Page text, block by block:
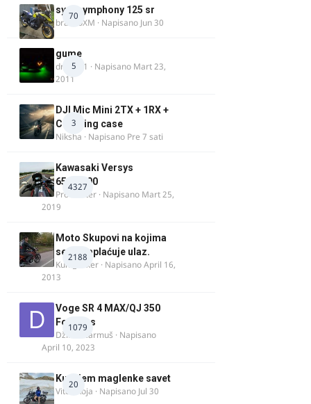
70
sym symphony 125 sr
brankoXM · Napisano Jun 30
5
gume
dragan1 · Napisano Mart 23,
2011
3
DJI Mic Mini 2TX + 1RX +
Charging case
Niksha · Napisano Pre 7 sati
4327
Kawasaki Versys
650/1000
ProMaster · Napisano Mart 25,
2019
2188
Moto Skupovi na kojima
se ne naplaćuje ulaz.
Kum_Mixer · NapisanoApril 16,
2013
1079
Voge SR 4 MAX/QJ 350
Fortress
Džim Džarmuš · Napisano
April 10, 2023
20
Kupujem maglenke savet
Vitez Koja · Napisano Jul 30